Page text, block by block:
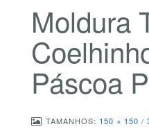
Moldura
Páscoa
TAMANHOS: 150 × 150 /